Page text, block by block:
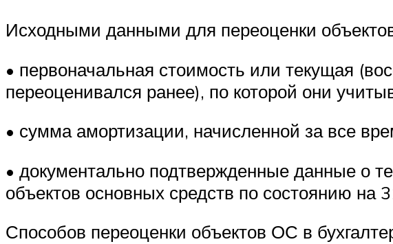
Исходными данными для переоценки
• первоначальная стоимость или текущая
переоценивался ранее), по которой они
• сумма амортизации, начисленной за все
• документально подтвержденные данные о
объектов основных средств по состоянию на
Способов переоценки объектов ОС в